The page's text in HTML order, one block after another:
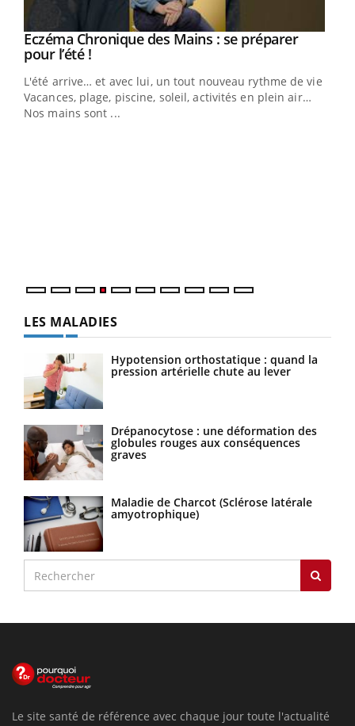
Youtube
Eczéma Chronique des Mains : se préparer
pour l’été !Youtube
L'été arrive… et avec lui, un tout nouveau rythme de vie !
Vacances, plage, piscine, soleil, activités en plein air…
Nos mains sont ...
LES MALADIES
Hypotension orthostatique : quand la
pression artérielle chute au lever
Drépanocytose : une déformation des
globules rouges aux conséquences
graves
Maladie de Charcot (Sclérose latérale
amyotrophique)
Le site santé de référence avec chaque jour toute l'actualité